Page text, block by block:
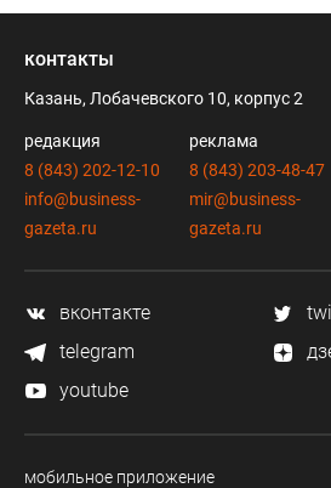
контакты
Казань, Лобачевского 10, корпус 2
редакция
8 (843) 202-12-10
info@business-
gazeta.ru
реклама
8 (843) 203-48-47
mir@business-
gazeta.ru
вконтакте
telegram
youtube
мобильное приложение